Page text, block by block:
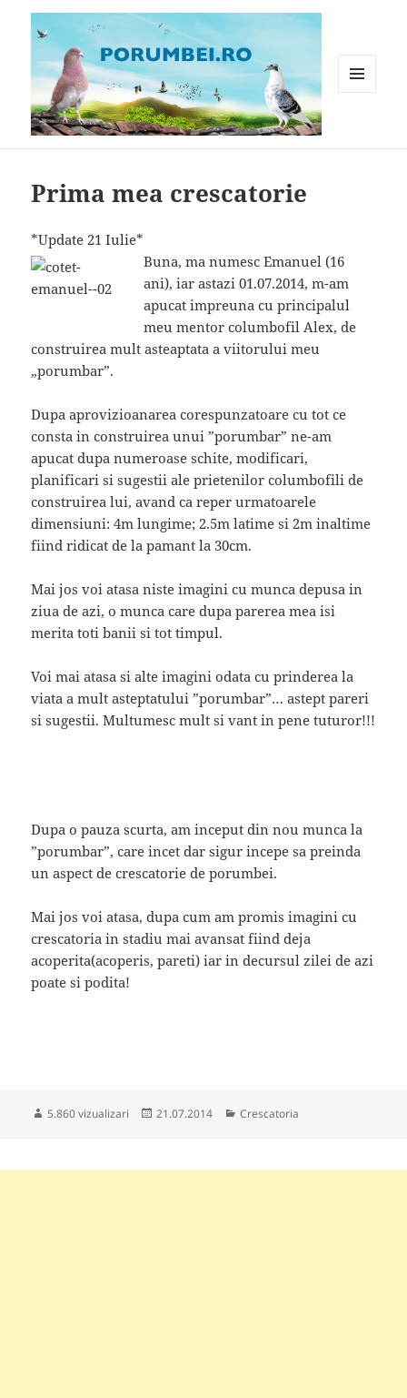
Prima mea crescatorie
*Update 21 Iulie*
Buna, ma numesc Emanuel (16
ani), iar astazi 01.07.2014, m-am
apucat impreuna cu principalul
meu mentor columbofil Alex, de
construirea mult asteaptata a viitorului meu
„porumbar”.
Dupa aprovizioanarea corespunzatoare cu tot ce
consta in construirea unui ”porumbar” ne-am
apucat dupa numeroase schite, modificari,
planificari si sugestii ale prietenilor columbofili de
construirea lui, avand ca reper urmatoarele
dimensiuni: 4m lungime; 2.5m latime si 2m inaltime
fiind ridicat de la pamant la 30cm.
Mai jos voi atasa niste imagini cu munca depusa in
ziua de azi, o munca care dupa parerea mea isi
merita toti banii si tot timpul.
Voi mai atasa si alte imagini odata cu prinderea la
viata a mult asteptatului ”porumbar”… astept pareri
si sugestii. Multumesc mult si vant in pene tuturor!!!
Dupa o pauza scurta, am inceput din nou munca la
”porumbar”, care incet dar sigur incepe sa preinda
un aspect de crescatorie de porumbei.
Mai jos voi atasa, dupa cum am promis imagini cu
crescatoria in stadiu mai avansat fiind deja
acoperita(acoperis, pareti) iar in decursul zilei de azi
poate si podita!
5.860 vizualizari
Publicat
21.07.2014 Categorii
Crescatoria